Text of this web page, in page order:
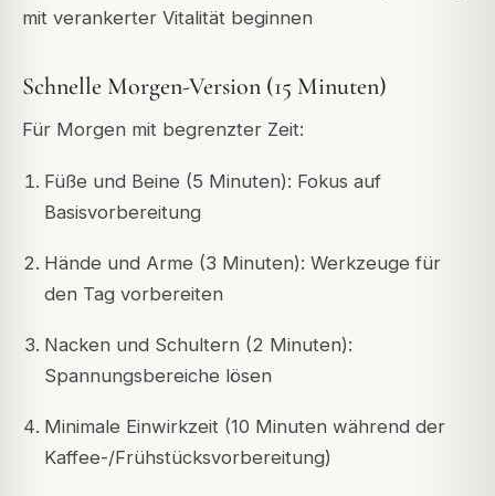
mit verankerter Vitalität beginnen
Schnelle Morgen-Version (15 Minuten)
Für Morgen mit begrenzter Zeit:
Füße und Beine (5 Minuten): Fokus auf
Basisvorbereitung
Hände und Arme (3 Minuten): Werkzeuge für
den Tag vorbereiten
Nacken und Schultern (2 Minuten):
Spannungsbereiche lösen
Minimale Einwirkzeit (10 Minuten während der
Kaffee-/Frühstücksvorbereitung)